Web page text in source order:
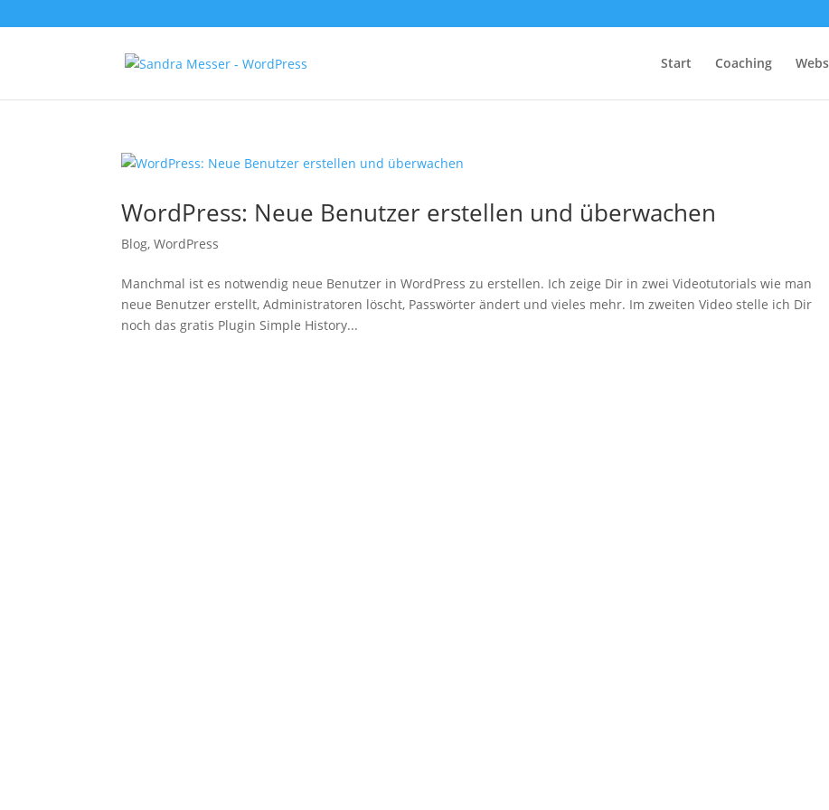
Start Coaching
WordPress: Neue Benutzer erstellen und überwachen
Blog,WordPress
Manchmal ist es notwendig neue Benutzer in WordPress zu erstellen. Ich zeige Dir in zwei Videotutorials wie man
neue Benutzer erstellt, Administratoren löscht, Passwörter ändert und vieles mehr. Im zweiten Video stelle ich Dir
noch das gratis Plugin Simple History...